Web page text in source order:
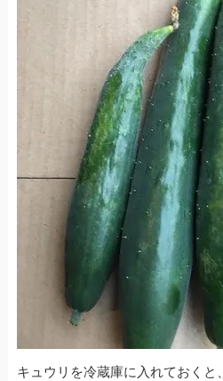
キュウリを冷蔵庫に入れておくと、